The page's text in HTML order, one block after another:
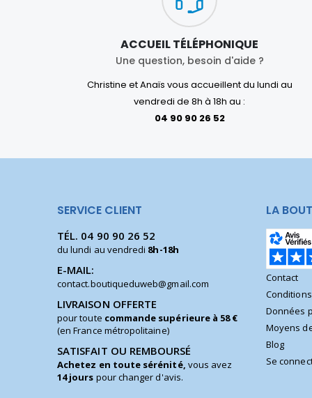
ACCUEIL TÉLÉPHONIQUE
Une question, besoin d'aide ?
Christine et Anaïs vous accueillent du lundi au
vendredi de 8h à 18h au :
04 90 90 26 52
SERVICE CLIENT
TÉL. 04 90 90 26 52
du lundi au vendredi 8h-18h
E-MAIL:
contact.boutiqueduweb@gmail.com
LIVRAISON OFFERTE
pour toute commande supérieure à 58 €
(en France métropolitaine)
SATISFAIT OU REMBOURSÉ
Achetez en toute sérénité, vous avez
14 jours pour changer d'avis.
LA
Contact
Données
Moyens
Blog
Se